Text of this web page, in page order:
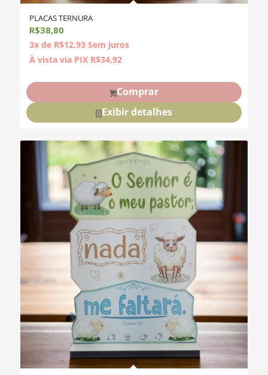
PLACAS TERNURA
R$38,80
3x de R$12,93 Sem juros
À vista via PIX R$34,92
Comprar
Exibir detalhes